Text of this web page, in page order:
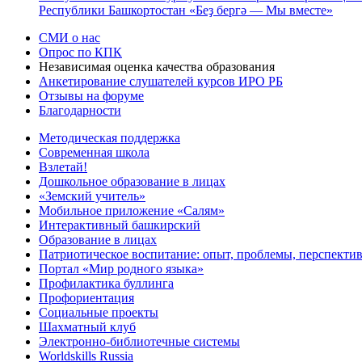
Республики Башкортостан «Беҙ бергә — Мы вместе»
СМИ о нас
Опрос по КПК
Независимая оценка качества образования
Анкетирование слушателей курсов ИРО РБ
Отзывы на форуме
Благодарности
Методическая поддержка
Современная школа
Взлетай!
Дошкольное образование в лицах
«Земский учитель»
Мобильное приложение «Салям»
Интерактивный башкирский
Образование в лицах
Патриотическое воспитание: опыт, проблемы,
Портал «Мир родного языка»
Профилактика буллинга
Профориентация
Социальные проекты
Шахматный клуб
Электронно-библиотечные системы
Worldskills Russia